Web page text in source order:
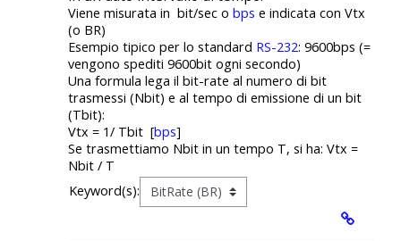
Viene misurata in bit/sec o bps e indicata con Vtx
(o BR)
Esempio tipico per lo standard RS-232: 9600bps (=
vengono spediti 9600bit ogni secondo)
Una formula lega il bit-rate al numero di bit
trasmessi (Nbit) e al tempo di emissione di un bit
(Tbit):
Vtx = 1/ Tbit [bps]
Se trasmettiamo Nbit in un tempo T, si ha: Vtx =
Nbit / T
Keyword(s):